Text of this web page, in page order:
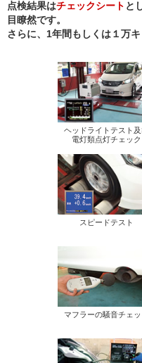
点検結果はチェックシート と
目瞭然です。
さらに、1年間もしくは１万
ヘッドライトテスト
電灯類点灯チェック
スピードテスト
マフラーの騒音チェッ